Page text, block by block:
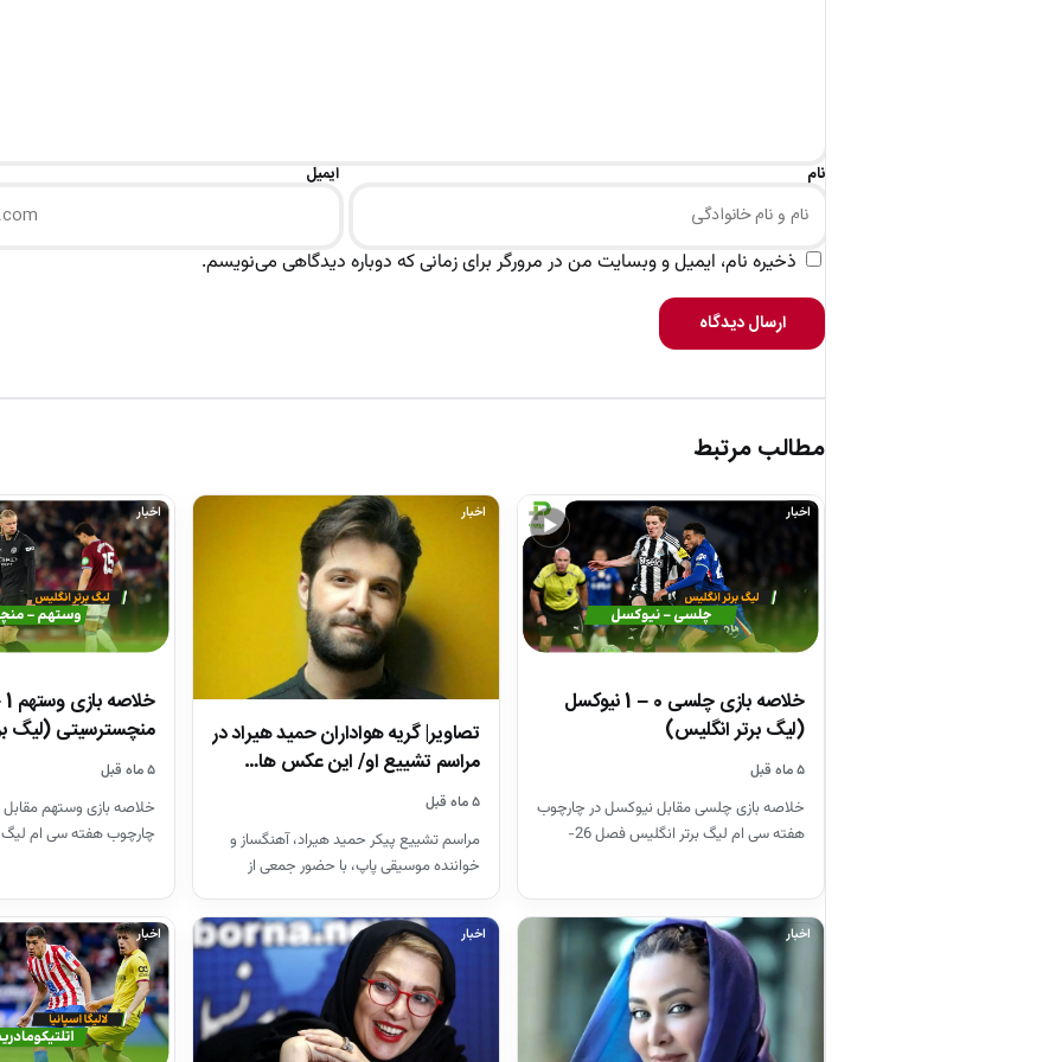
نام ایمیل
ذخیره نام، ایمیل و وبسایت من در مرورگر برای زمانی که دوباره دیدگاهی می‌نویسم.
ارسال دیدگاه
مطالب مرتبط
▶
اخبار
خلاصه بازی چلسی 0 – 1 نیوکسل
(لیگ برتر انگلیس)
۵ ماه قبل
خلاصه بازی چلسی مقابل نیوکسل در چارچوب
هفته سی ام لیگ برتر انگلیس فصل 26-
اخبار
تصاویر| گریه هواداران حمید هیراد در
مراسم تشییع او/ این عکس ها…
۵ ماه قبل
مراسم تشییع پیکر حمید هیراد، آهنگساز و
خواننده موسیقی پاپ، با حضور جمعی از
اخبار
منچسترسیتی (لیگ
۵ ماه قبل
خلاصه بازی وستهم
چارچوب هفته سی ام
اخبار اخبار اخبار